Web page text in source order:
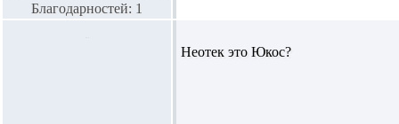
Благодарностей: 1
Неотек это Юкос?